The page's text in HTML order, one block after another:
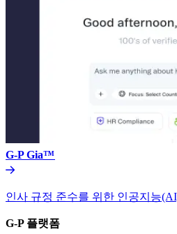
G-P Gia™​​
인사 규정 준수를 위한 인공지능
G-P 플랫폼​​